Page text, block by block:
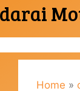
Home »